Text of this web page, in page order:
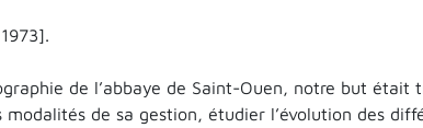
de l’abbaye de Saint-Ouen, notre but était
de sa gestion, étudier l’évolution des